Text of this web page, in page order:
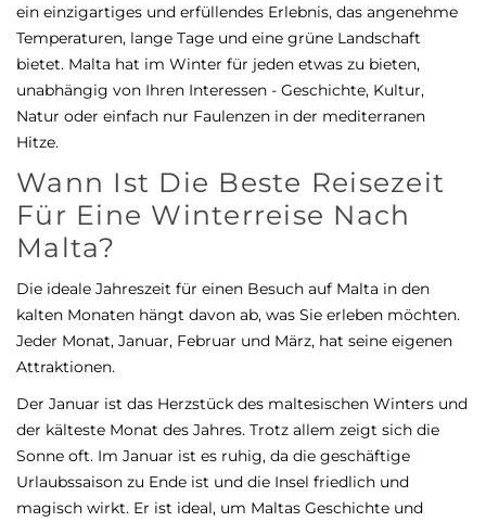
ein einzigartiges und erfüllendes Erlebnis, das angenehme
Temperaturen, lange Tage und eine grüne Landschaft
bietet. Malta hat im Winter für jeden etwas zu bieten,
unabhängig von Ihren Interessen - Geschichte, Kultur,
Natur oder einfach nur Faulenzen in der mediterranen
Hitze.
Wann Ist Die Beste Reisezeit
Für Eine Winterreise Nach
Malta?
Die ideale Jahreszeit für einen Besuch auf Malta in den
kalten Monaten hängt davon ab, was Sie erleben möchten.
Jeder Monat, Januar, Februar und März, hat seine eigenen
Attraktionen.
Der Januar ist das Herzstück des maltesischen Winters und
der kälteste Monat des Jahres. Trotz allem zeigt sich die
Sonne oft. Im Januar ist es ruhig, da die geschäftige
Urlaubssaison zu Ende ist und die Insel friedlich und
magisch wirkt. Er ist ideal, um Maltas Geschichte und